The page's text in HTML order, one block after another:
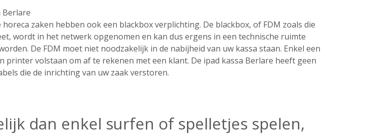
Berlare
horeca zaken hebben ook een blackbox verplichting. De blackbox, of FDM zoals die
wordt in het netwerk opgenomen en kan dus ergens in een technische ruimte
De FDM moet niet noodzakelijk in de nabijheid van uw kassa staan. Enkel een
printer volstaan om af te rekenen met een klant. De ipad kassa Berlare heeft geen
die de inrichting van uw zaak verstoren.
dan enkel surfen of spelletjes spelen,